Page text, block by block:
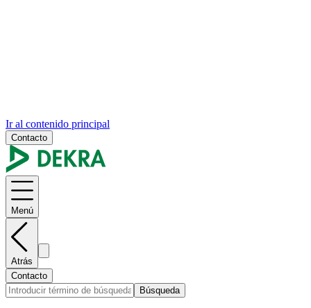
Ir al contenido principal
Contacto
Menú
Atrás
Contacto
Búsqueda